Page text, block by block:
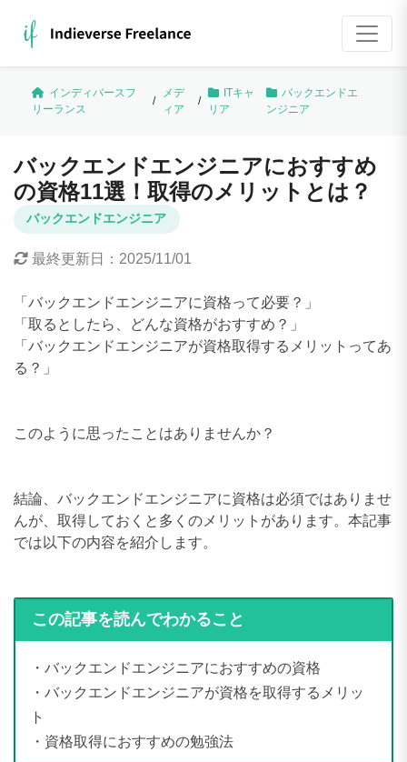
インディバースフ
リーランス
/
メデ
ィア
/
ITキャ
リア
バックエンドエ
ンジニア
バックエンドエンジニアにおすすめ
の資格11選！取得のメリットとは？
バックエンドエンジニア
最終更新日： 2025/11/01
「バックエンドエンジニアに資格って必要？」
「取るとしたら、どんな資格がおすすめ？」
「バックエンドエンジニアが資格取得するメリットってあ
る？」
このように思ったことはありませんか？
結論、バックエンドエンジニアに資格は必須ではありませ
んが、取得しておくと多くのメリットがあります。本記事
では以下の内容を紹介します。
この記事を読んでわかること
・バックエンドエンジニアにおすすめの資格
・バックエンドエンジニアが資格を取得するメリッ
ト
・資格取得におすすめの勉強法